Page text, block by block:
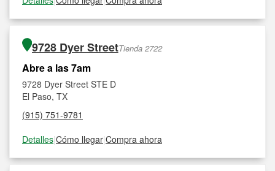
9728 Dyer StreetTienda 2722
Abre a las 7am
9728 Dyer Street STE D
El Paso, TX
(915) 751-9781
Detalles|Cómo llegar|Compra ahora